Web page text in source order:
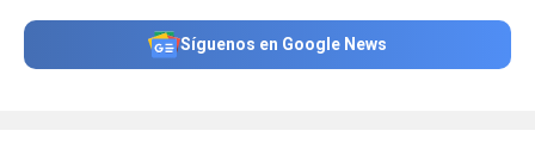
Síguenos en Google News